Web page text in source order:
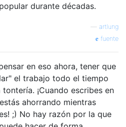
durante décadas.
artlung
fuente
en eso ahora, tener que
el trabajo todo el tiempo
tontería. ¡Cuando escribes en
ahorrando mientras
;) No hay razón por la que